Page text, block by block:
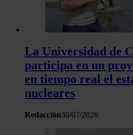
hecho de sus servicios.
La Universidad de
participa en un
en tiempo real el
nucleares
Redacción30/07/2026